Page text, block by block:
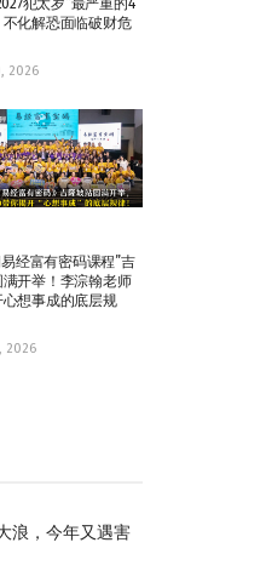
不化解恐面临破财危
2026
易经富有密码课程”吉
开举！李淙翰老师
想事成的底层规
2026
浪，今年又遇害